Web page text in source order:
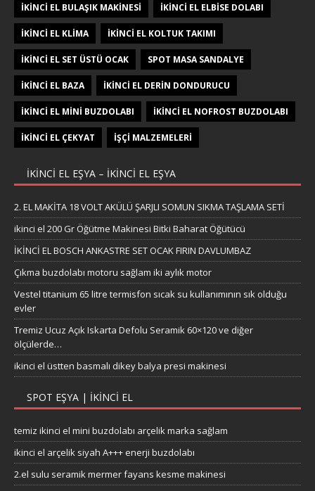
IKINCI EL BULAŞIK MAKINESI IKINCI EL ELBISE DOLABI
IKINCI EL KLIMA IKINCI EL KOLTUK TAKIMI
IKINCI EL SET ÜSTÜ OCAK SPOT MASA SANDALYE
İKINCI EL BAZA İKINCI EL DERIN DONDURUCU
İKINCI EL MINI BUZDOLABI İKINCI EL NOFROST BUZDOLABI
İKINCI EL ÇEKYAT İŞÇI MALZEMELERI
IKINCI EL EŞYA – IKINCI EL EŞYA
2. EL MAKİTA 18 VOLT AKÜLÜ ŞARJLI SOMUN SIKMA TAŞLAMA SETİ
ikinci el 200 Gr Öğütme Makinesi Bitki Baharat Öğütücü
İKİNCİ EL BOSCH ANKASTRE SET OCAK FIRIN DAVLUMBAZ
Çıkma buzdolabı motoru sağlam iki aylık motor
Vestel titanium 65 litre termisfon sıcak su kullanımının sık olduğu
evler
Tremiz Ucuz Açık Iskarta Defolu Seramik 60×120 ve diğer
ölçülerde…
ikinci el üstten basmalı dikey balya presi makinesi
SPOT EŞYA | İKINCI EL
temiz ikinci el mini buzdolabı arçelik marka sağlam
ikinci el arçelik siyah A+++ enerji buzdolabı
2.el sulu seramik mermer fayans kesme makinesi